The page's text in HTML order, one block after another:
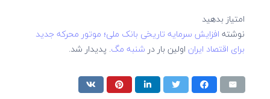
امتیاز بدهید
نوشته افزایش سرمایه تاریخی بانک ملی؛ موتور محرکه جدید
برای اقتصاد ایران اولین بار در شنبه مگ. پدیدار شد.